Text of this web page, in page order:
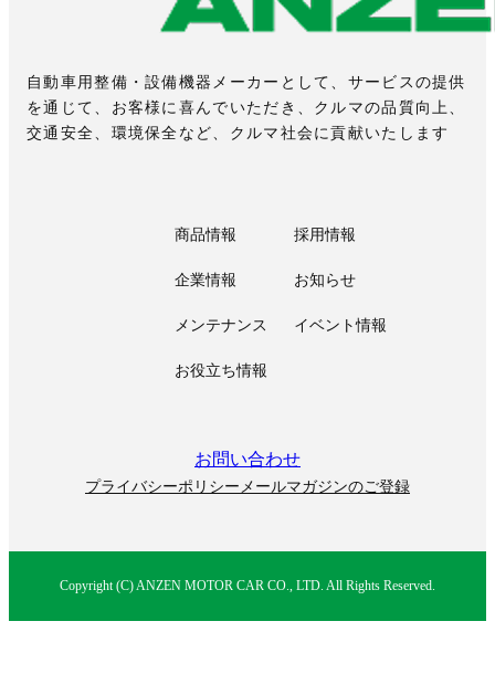
自動車用整備・設備機器メーカーとして、サービスの提供
を通じて、お客様に喜んでいただき、クルマの品質向上、
交通安全、環境保全など、クルマ社会に貢献いたします
商品情報 採用情報
企業情報 お知らせ
メンテナンス イベント情報
お役立ち情報
お問い合わせ
プライバシーポリシー メールマガジンのご登録
Copyright (C) ANZEN MOTOR CAR CO., LTD. All Rights Reserved.